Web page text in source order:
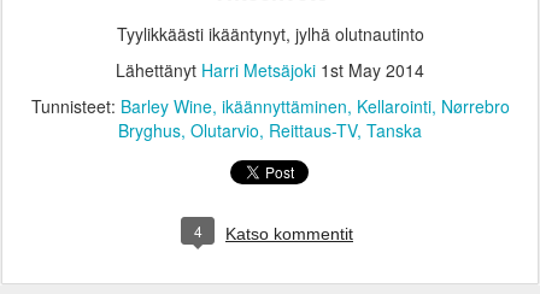
Tyylikkäästi ikääntynyt, jylhä olutnautinto
Lähettänyt Harri Metsäjoki 1st May 2014
Tunnisteet: Barley Wine ikäännyttäminen Kellarointi Nørrebro
Bryghus Olutarvio Reittaus-TV Tanska
4 Katso kommentit